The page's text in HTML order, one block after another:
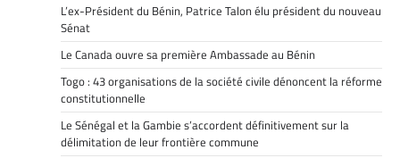
L’ex-Président du Bénin, Patrice Talon élu président du nouveau
Sénat
Le Canada ouvre sa première Ambassade au Bénin
Togo : 43 organisations de la société civile dénoncent la réforme
constitutionnelle
Le Sénégal et la Gambie s’accordent définitivement sur la
délimitation de leur frontière commune